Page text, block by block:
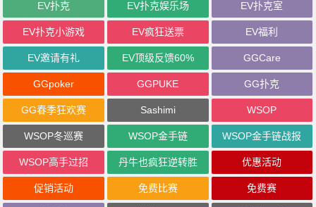
EV扑克 EV扑克娱乐场 EV扑克室
EV扑克小游戏 EV疯狂送票 EV福利
EV邀请有礼 EV顶级反馈60% GGCare
GGpoker GGPUKE GG扑克
GG春季狂欢赛 Sashimi WSOP
WSOP冬巡赛 WSOP金手链 WSOP金手链战报
WSOP高手过招 丹牛也疯狂逆转胜 优惠活动
促销活动 免费比赛 免费赛